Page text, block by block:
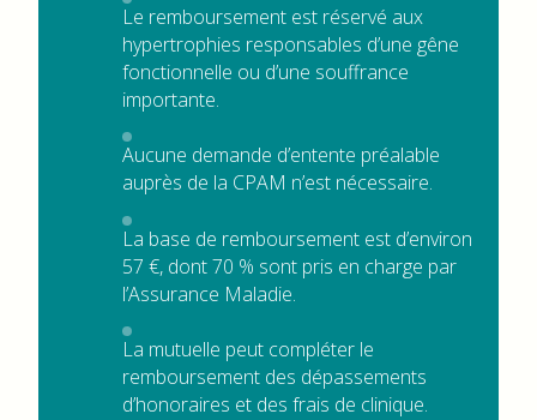
Le remboursement est réservé aux
hypertrophies responsables d’une gêne
fonctionnelle ou d’une souffrance
importante.
Aucune demande d’entente préalable
auprès de la CPAM n’est nécessaire.
La base de remboursement est d’environ
57 €, dont 70 % sont pris en charge par
l’Assurance Maladie.
La mutuelle peut compléter le
remboursement des dépassements
d’honoraires et des frais de clinique.